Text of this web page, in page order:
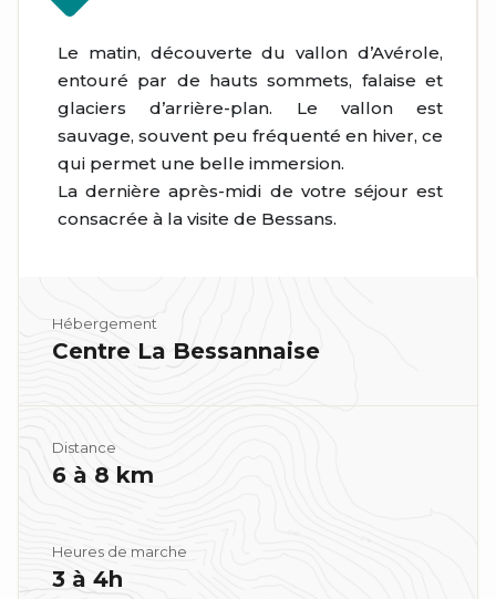
Le matin, découverte du vallon d’Avérole,
entouré par de hauts sommets, falaise et
glaciers d’arrière-plan. Le vallon est
sauvage, souvent peu fréquenté en hiver, ce
qui permet une belle immersion.
La dernière après-midi de votre séjour est
consacrée à la visite de Bessans.
Hébergement
Centre La Bessannaise
Distance
6 à 8 km
Heures de marche
3 à 4h